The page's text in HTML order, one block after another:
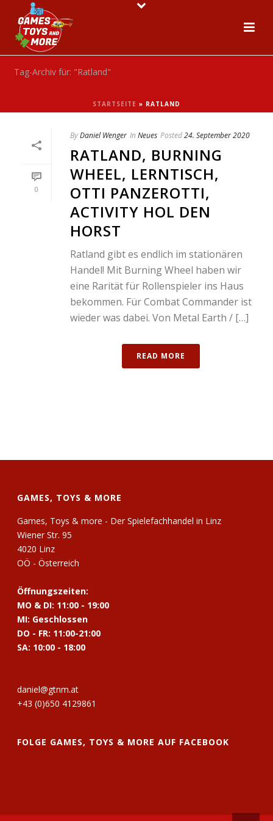
Tag-Archiv für: "Ratland"
STARTSEITE » RATLAND
0
ByDaniel Wenger In Neues Posted24. September 2020
RATLAND, BURNING
WHEEL, LERNTISCH,
OTTI PANZEROTTI,
ACTIVITY HOL DEN
HORST
Ratland gibt es endlich im stationären
Handel! Mit Burning Wheel haben wir
eine Rarität für Rollenspieler ins Haus
bekommen. Für Combat Commander ist
wieder was dabei. Von Metal Earth / […]
READ MORE
GAMES, TOYS & MORE
Games, Toys & more - Der Spielefachhandel in Linz
Wiener Str. 95
4020 Linz
OÖ - Österreich
Öffnungszeiten:
MO & DI: 11:00 - 19:00
MI: Geschlossen
DO - FR: 11:00-21:00
SA: 10:00 - 18:00
daniel@gtnm.at
+43 (0)650 4129861
FOLGE GAMES, TOYS & MORE AUF FACEBOOK